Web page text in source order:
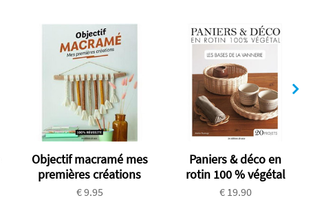
Objectif macramé mes
premières créations
€ 9.95
Paniers & déco en
rotin 100 % végétal
€ 19.90